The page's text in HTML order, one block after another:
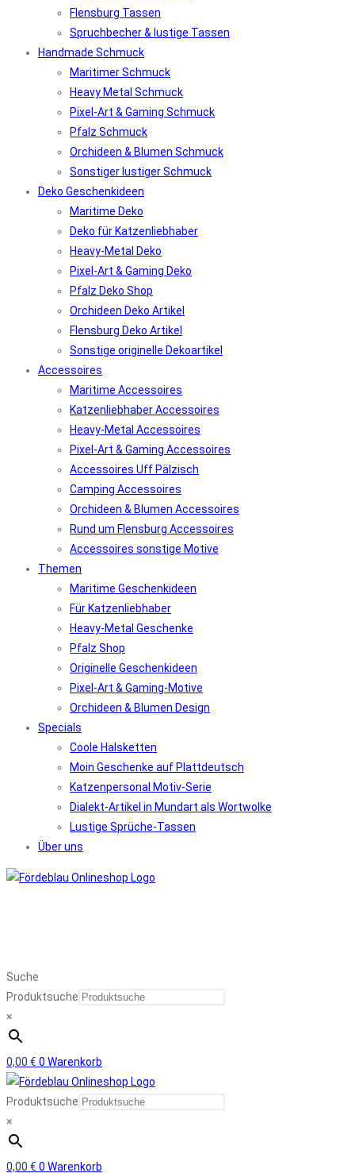
Flensburg Tassen
Spruchbecher & lustige Tassen
Handmade Schmuck
Maritimer Schmuck
Heavy Metal Schmuck
Pixel-Art & Gaming Schmuck
Pfalz Schmuck
Orchideen & Blumen Schmuck
Sonstiger lustiger Schmuck
Deko Geschenkideen
Maritime Deko
Deko für Katzenliebhaber
Heavy-Metal Deko
Pixel-Art & Gaming Deko
Pfalz Deko Shop
Orchideen Deko Artikel
Flensburg Deko Artikel
Sonstige originelle Dekoartikel
Accessoires
Maritime Accessoires
Katzenliebhaber Accessoires
Heavy-Metal Accessoires
Pixel-Art & Gaming Accessoires
Accessoires Uff Pälzisch
Camping Accessoires
Orchideen & Blumen Accessoires
Rund um Flensburg Accessoires
Accessoires sonstige Motive
Themen
Maritime Geschenkideen
Für Katzenliebhaber
Heavy-Metal Geschenke
Pfalz Shop
Originelle Geschenkideen
Pixel-Art & Gaming-Motive
Orchideen & Blumen Design
Specials
Coole Halsketten
Moin Geschenke auf Plattdeutsch
Katzenpersonal Motiv-Serie
Dialekt-Artikel in Mundart als Wortwolke
Lustige Sprüche-Tassen
Über uns
Suche
Produktsuche
×
0,00 € 0 Warenkorb
Produktsuche
×
0,00 € 0 Warenkorb